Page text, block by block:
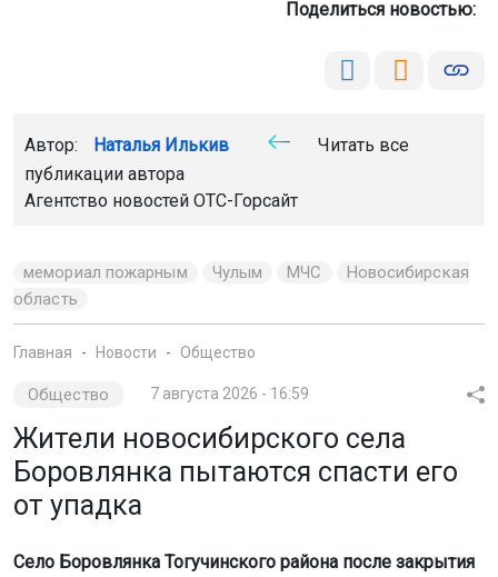
Поделиться новостью:
Автор: Наталья Илькив
Читать все
публикации автора
Агентство новостей ОТС-Горсайт
мемориал пожарным Чулым МЧС
Новосибирская
область
Главная Новости Общество
Общество 7 августа 2026 - 16:59
Жители новосибирского села
Боровлянка пытаются спасти его
от упадка
Село Боровлянка Тогучинского района после закрытия